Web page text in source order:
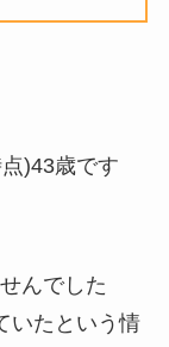
)43歳です
んでした
いたという情